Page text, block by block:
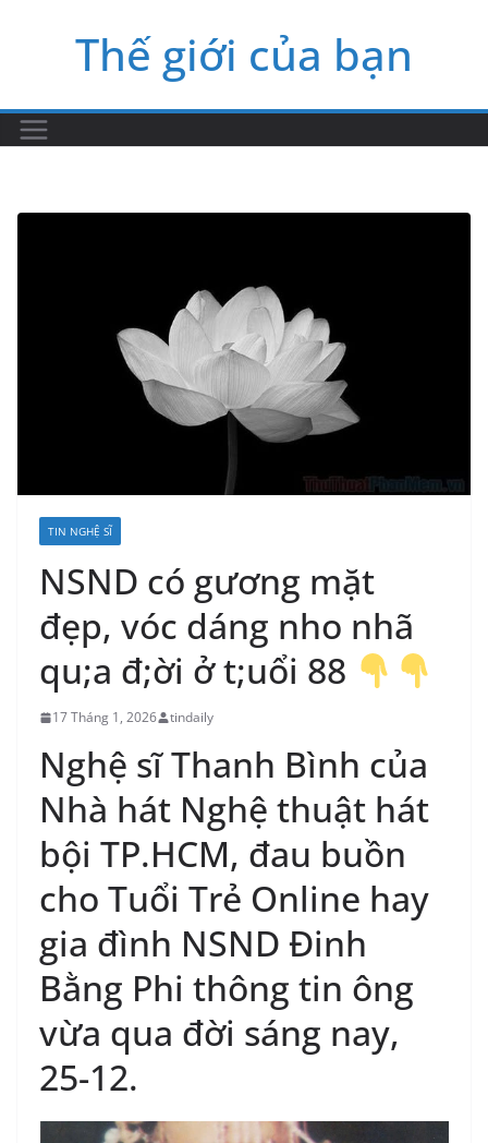
Thế giới của bạn
TIN NGHỆ SĨ
NSND có gương mặt
đẹp, vóc dáng nho nhã
qu;a đ;ời ở t;uổi 88
17 Tháng 1, 2026 tindaily
Nghệ sĩ Thanh Bình của
Nhà hát Nghệ thuật hát
bội TP.HCM, đau buồn
cho Tuổi Trẻ Online hay
gia đình NSND Đinh
Bằng Phi thông tin ông
vừa qua đời sáng nay,
25-12.